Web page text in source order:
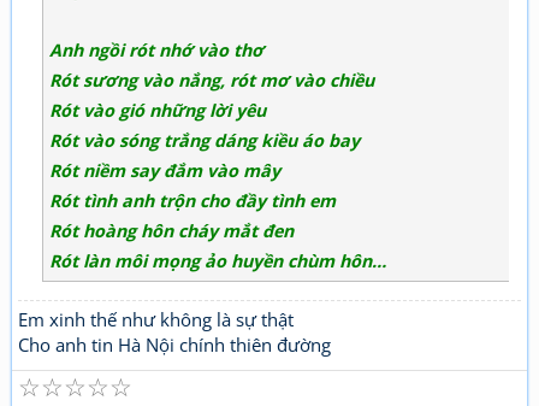
Anh ngồi rót nhớ vào thơ
Rót sương vào nắng, rót mơ vào chiều
Rót vào gió những lời yêu
Rót vào sóng trắng dáng kiều áo bay
Rót niềm say đắm vào mây
Rót tình anh trộn cho đầy tình em
Rót hoàng hôn cháy mắt đen
Rót làn môi mọng ảo huyền chùm hôn…
Em xinh thế như không là sự thật
Cho anh tin Hà Nội chính thiên đường
☆
☆
☆
☆
☆